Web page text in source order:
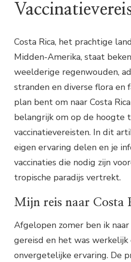
Costa Rica, het prachtige
Midden-Amerika, staat
weelderige regenwouden,
stranden en diverse flora en
plan bent om naar Costa
belangrijk om op de hoogte
vaccinatievereisten. In dit
eigen ervaring delen en je
vaccinaties die nodig zijn
tropische paradijs vertrekt.
Mijn reis naar Costa
Afgelopen zomer ben ik naar
gereisd en het was werkelijk
onvergetelijke ervaring. De